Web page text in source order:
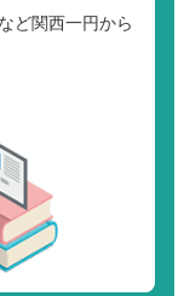
ど関西一円から